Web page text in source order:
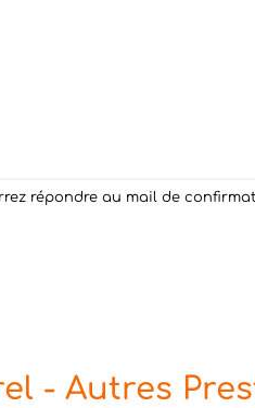
répondre au mail de
- Autres